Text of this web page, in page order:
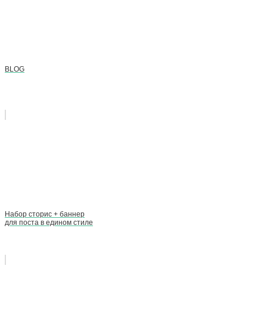
BLOG
Набор сторис + баннер
для поста в едином стиле